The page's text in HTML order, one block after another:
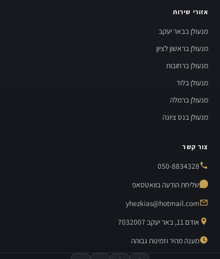
אזורי שירות
מנעולן בבאר יעקב
מנעולן בראשון לציון
מנעולן ברחובות
מנעולן בלוד
מנעולן ברמלה
מנעולן בנס ציונה
צור קשר
050-8834328
שליחת הודעה בוואטסאפ
yhezkias@hotmail.com
אודם 11, באר יעקב 7032007
מענה מהיר וזמינות גבוהה